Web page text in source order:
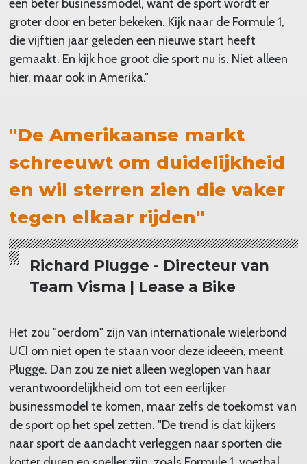
een beter businessmodel, want de sport wordt er
groter door en beter bekeken. Kijk naar de Formule 1,
die vijftien jaar geleden een nieuwe start heeft
gemaakt. En kijk hoe groot die sport nu is. Niet alleen
hier, maar ook in Amerika."
"De Amerikaanse markt
schreeuwt om duidelijkheid
en wil sterren zien die vaker
tegen elkaar rijden"
Richard Plugge - Directeur van
Team Visma | Lease a Bike
Het zou "oerdom" zijn van internationale wielerbond
UCI om niet open te staan voor deze ideeën, meent
Plugge. Dan zou ze niet alleen weglopen van haar
verantwoordelijkheid om tot een eerlijker
businessmodel te komen, maar zelfs de toekomst van
de sport op het spel zetten. "De trend is dat kijkers
naar sport de aandacht verleggen naar sporten die